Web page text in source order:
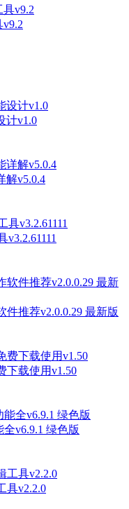
v9.2
计v1.0
解v5.0.4
件推荐v2.0.0.29 最新版
下载使用v1.50
v6.9.1 绿色版
具v2.2.0